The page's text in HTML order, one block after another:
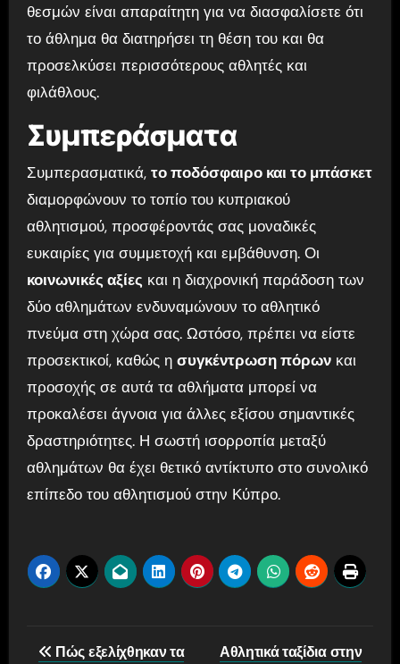
θεσμών είναι απαραίτητη για να διασφαλίσετε ότι
το άθλημα θα διατηρήσει τη θέση του και θα
προσελκύσει περισσότερους αθλητές και
φιλάθλους.
Συμπεράσματα
Συμπερασματικά, το ποδόσφαιρο και το μπάσκετ
διαμορφώνουν το τοπίο του κυπριακού
αθλητισμού, προσφέροντάς σας μοναδικές
ευκαιρίες για συμμετοχή και εμβάθυνση. Οι
κοινωνικές αξίεςκαι η διαχρονική παράδοση των
δύο αθλημάτων ενδυναμώνουν το αθλητικό
πνεύμα στη χώρα σας. Ωστόσο, πρέπει να είστε
προσεκτικοί, καθώς η συγκέντρωση πόρωνκαι
προσοχής σε αυτά τα αθλήματα μπορεί να
προκαλέσει άγνοια για άλλες εξίσου σημαντικές
δραστηριότητες. Η σωστή ισορροπία μεταξύ
αθλημάτων θα έχει θετικό αντίκτυπο στο συνολικό
επίπεδο του αθλητισμού στην Κύπρο.
Post
Πώς εξελίχθηκαν τα Αθλητικά ταξίδια στην